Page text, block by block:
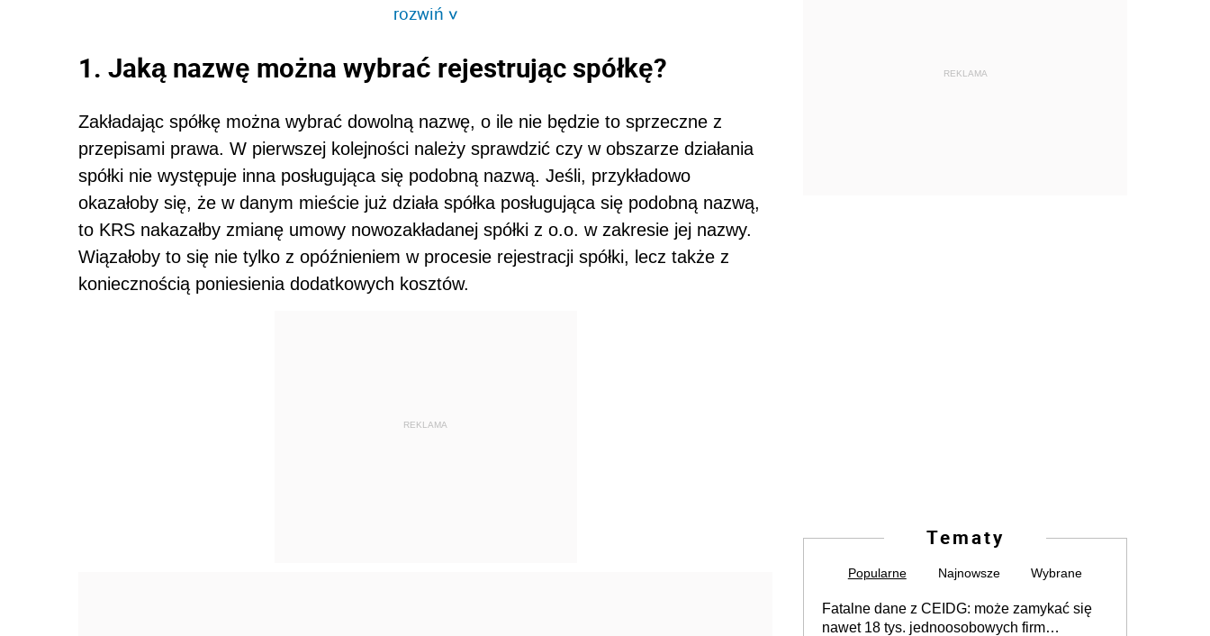
rozwiń>
1. Jaką nazwę można wybrać rejestrując spółkę?
Zakładając spółkę można wybrać dowolną nazwę, o ile nie będzie to sprzeczne z
przepisami prawa. W pierwszej kolejności należy sprawdzić czy w obszarze działania
spółki nie występuje inna posługująca się podobną nazwą. Jeśli, przykładowo
okazałoby się, że w danym mieście już działa spółka posługująca się podobną nazwą,
to KRS nakazałby zmianę umowy nowozakładanej spółki z o.o. w zakresie jej nazwy.
Wiązałoby to się nie tylko z opóźnieniem w procesie rejestracji spółki, lecz także z
koniecznością poniesienia dodatkowych kosztów.
REKLAMA
REKLAMA
Tematy
Popularne Najnowsze Wybrane
Fatalne dane z CEIDG: może zamykać się
nawet 18 tys. jednoosobowych firm